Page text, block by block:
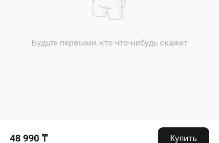
48 990 ₸ Купить
Будьте первыми, кто что-нибудь скажет